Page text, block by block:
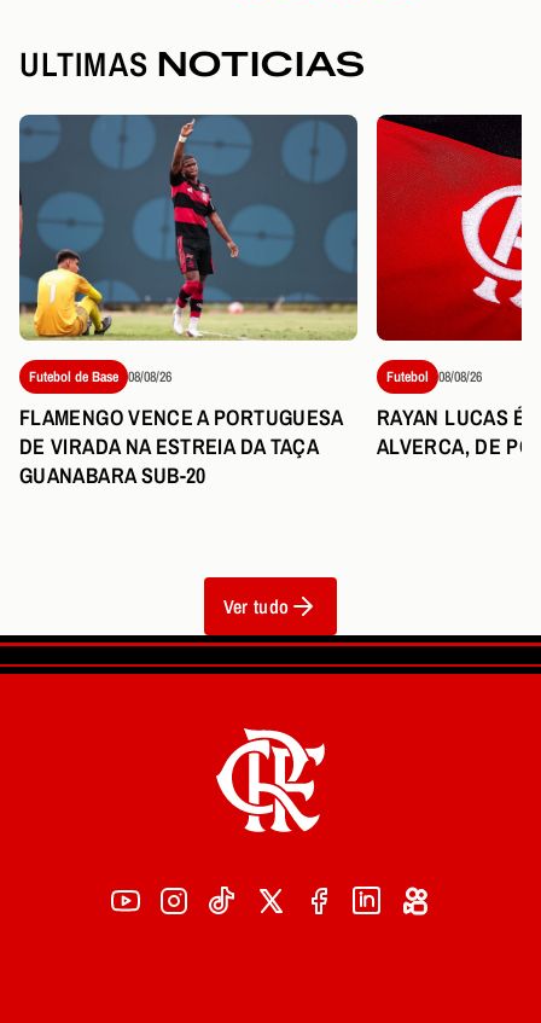
ULTIMAS NOTICIAS
Futebol de Base 08/08/26
FLAMENGO VENCE A PORTUGUESA
DE VIRADA NA ESTREIA DA TAÇA
GUANABARA SUB-20
Futebol 08/08/26
RAYAN LUCAS É
ALVERCA, DE
Ver tudo